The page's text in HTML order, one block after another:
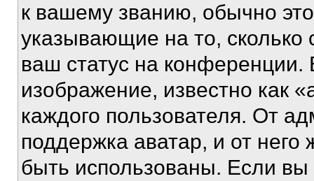
к вашему званию, обычно это
указывающие на то,
ваш статус на
изображение, известно как
каждого пользователя. От
поддержка аватар, и от него
быть использованы. Если